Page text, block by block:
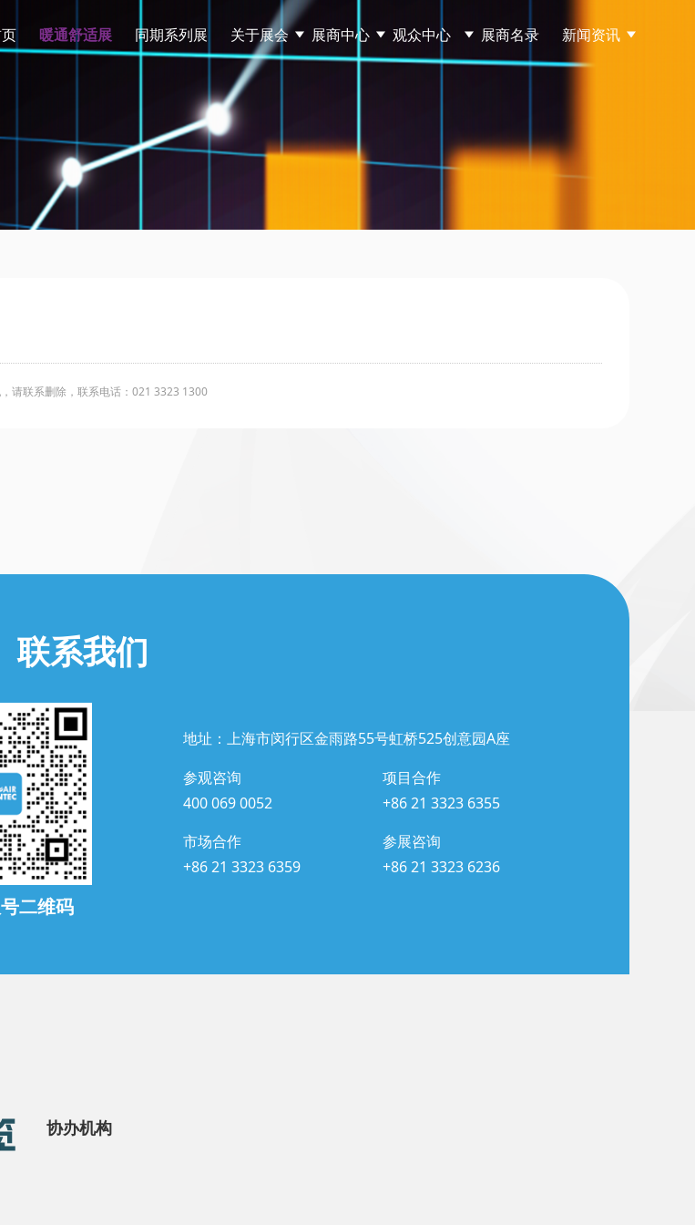
暖通舒适展 同期系列展 关于展会 展商中心 观众中心 展商名录 新闻资讯
请联系删除，联系电话：021 3323 1300
联系我们
二维码
地址：上海市闵行区金雨路55号虹桥525创意园A座
参观咨询
400 069 0052
项目合作
+86 21 3323 6355
市场合作
+86 21 3323 6359
参展咨询
+86 21 3323 6236
协办机构